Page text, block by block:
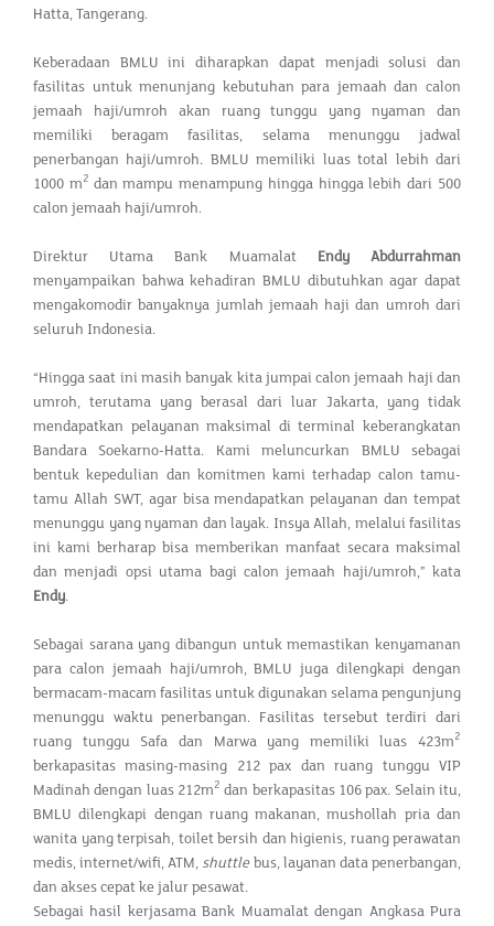
Hatta, Tangerang.
Keberadaan BMLU ini diharapkan dapat menjadi solusi dan
fasilitas untuk menunjang kebutuhan para jemaah dan calon
jemaah haji/umroh akan ruang tunggu yang nyaman dan
memiliki beragam fasilitas, selama menunggu jadwal
penerbangan haji/umroh. BMLU memiliki luas total lebih dari
1000 m2 dan mampu menampung hingga hingga lebih dari 500
calon jemaah haji/umroh.
Direktur Utama Bank Muamalat Endy Abdurrahman
menyampaikan bahwa kehadiran BMLU dibutuhkan agar dapat
mengakomodir banyaknya jumlah jemaah haji dan umroh dari
seluruh Indonesia.
“Hingga saat ini masih banyak kita jumpai calon jemaah haji dan
umroh, terutama yang berasal dari luar Jakarta, yang tidak
mendapatkan pelayanan maksimal di terminal keberangkatan
Bandara Soekarno-Hatta. Kami meluncurkan BMLU sebagai
bentuk kepedulian dan komitmen kami terhadap calon tamu-
tamu Allah SWT, agar bisa mendapatkan pelayanan dan tempat
menunggu yang nyaman dan layak. Insya Allah, melalui fasilitas
ini kami berharap bisa memberikan manfaat secara maksimal
dan menjadi opsi utama bagi calon jemaah haji/umroh,” kata
Endy.
Sebagai sarana yang dibangun untuk memastikan kenyamanan
para calon jemaah haji/umroh, BMLU juga dilengkapi dengan
bermacam-macam fasilitas untuk digunakan selama pengunjung
menunggu waktu penerbangan. Fasilitas tersebut terdiri dari
ruang tunggu Safa dan Marwa yang memiliki luas 423m2
berkapasitas masing-masing 212 pax dan ruang tunggu VIP
Madinah dengan luas 212m2 dan berkapasitas 106 pax. Selain itu,
BMLU dilengkapi dengan ruang makanan, mushollah pria dan
wanita yang terpisah, toilet bersih dan higienis, ruang perawatan
medis, internet/wifi, ATM, shuttlebus, layanan data penerbangan,
dan akses cepat ke jalur pesawat.
Sebagai hasil kerjasama Bank Muamalat dengan Angkasa Pura